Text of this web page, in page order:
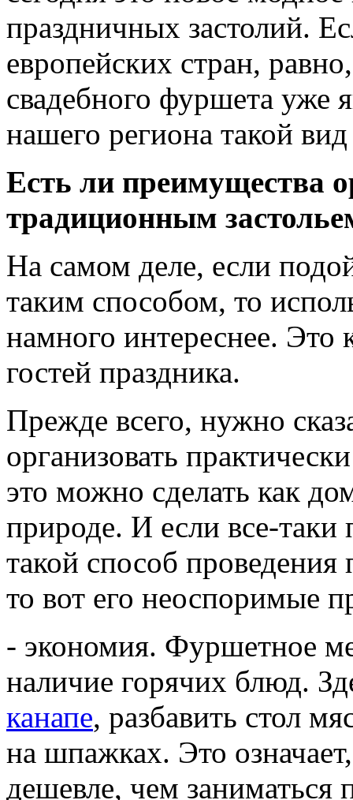
праздничных застолий.
европейских стран,
свадебного фуршета уже
нашего региона такой
Есть ли преимущества
традиционным
На самом деле, если
таким способом, то
намного интереснее. Это
гостей праздника.
Прежде всего, нужно
организовать
это можно сделать как
природе. И если все-
такой способ
то вот его неоспоримые
- экономия. Фуршетное
наличие горячих блюд.
канапе, разбавить стол
на шпажках. Это
дешевле, чем заниматься